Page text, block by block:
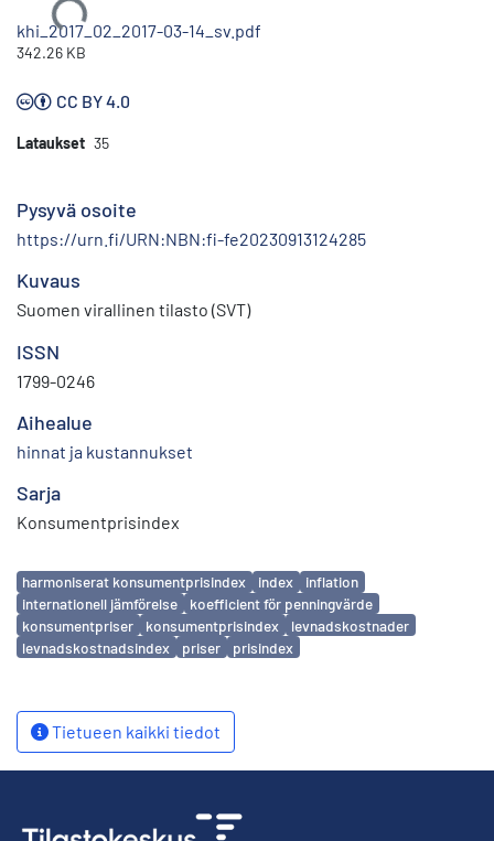
Ladataan...
khi_2017_02_2017-03-14_sv.pdf
342.26 KB
CC BY 4.0
Lataukset 35
Pysyvä osoite
https://urn.fi/URN:NBN:fi-fe20230913124285
Kuvaus
Suomen virallinen tilasto (SVT)
ISSN
1799-0246
Aihealue
hinnat ja kustannukset
Sarja
Konsumentprisindex
Avainsanat
harmoniserat konsumentprisindex index
inflation
internationell jämförelse
koefficient för penningvärde
konsumentpriser
konsumentprisindex
levnadskostnader
levnadskostnadsindex
priser prisindex
Tietueen kaikki tiedot